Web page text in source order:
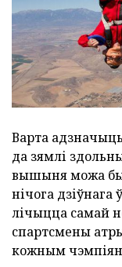
Варта
да зямлі
вышыня можа
нічога
лічыцца самай
спартсмены
кожным